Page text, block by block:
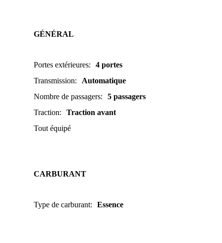
GÉNÉRAL
Portes extérieures:
4 portes
Transmission:
Automatique
Nombre de passagers:
5 passagers
Traction:
Traction avant
Tout équipé
CARBURANT
Type de carburant: Essence